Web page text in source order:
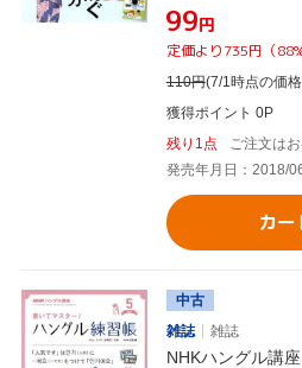
¥99円
定価より735円（
110円(7/1時点の価
獲得ポイント 0P
残り1点
ご注文は
発売年月日：2018/
カー
中古
雑誌
雑誌
NHKハングル講